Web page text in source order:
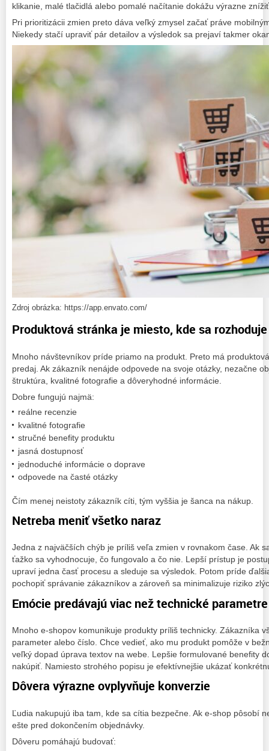
klikanie, malé tlačidlá alebo pomalé načítanie dokážu výrazne
Pri prioritizácii zmien preto dáva veľký zmysel začať práve
Niekedy stačí upraviť pár detailov a výsledok sa prejaví takmer
Zdroj obrázka: https://app.envato.com/
Produktová stránka je miesto, kde sa rozhoduje
Mnoho návštevníkov príde priamo na produkt. Preto má
predaj. Ak zákazník nenájde odpovede na svoje otázky, nezačne
štruktúra, kvalitné fotografie a dôveryhodné informácie.
Dobre fungujú najmä:
reálne recenzie
kvalitné fotografie
stručné benefity produktu
jasná dostupnosť
jednoduché informácie o doprave
odpovede na časté otázky
Čím menej neistoty zákazník cíti, tým vyššia je šanca na nákup.
Netreba meniť všetko naraz
Jedna z najväčších chýb je príliš veľa zmien v rovnakom čase. Ak
ťažko sa vyhodnocuje, čo fungovalo a čo nie. Lepší prístup je
upraví jedna časť procesu a sleduje sa výsledok. Potom príde
pochopiť správanie zákazníkov a zároveň sa minimalizuje riziko
Emócie predávajú viac než technické parametre
Mnoho e-shopov komunikuje produkty príliš technicky. Zákazníka
parameter alebo číslo. Chce vedieť, ako mu produkt pomôže v
veľký dopad úprava textov na webe. Lepšie formulované benefity
nakúpiť. Namiesto strohého popisu je efektívnejšie ukázať
Dôvera výrazne ovplyvňuje konverzie
Ľudia nakupujú iba tam, kde sa cítia bezpečne. Ak e-shop pôsobí
ešte pred dokončením objednávky.
Dôveru pomáhajú budovať: